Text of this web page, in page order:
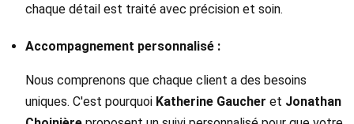
chaque détail est traité avec précision et soin.
Accompagnement personnalisé :
Nous comprenons que chaque client a des besoins
uniques. C'est pourquoi Katherine Gaucher et Jonathan